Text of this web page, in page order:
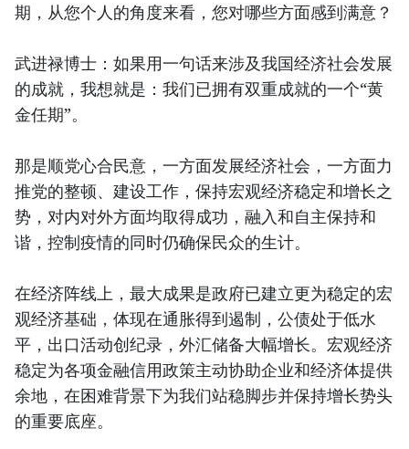
期，从您个人的角度来看，您对哪些方面感到满意？
武进禄博士：如果用一句话来涉及我国经济社会发展
的成就，我想就是：我们已拥有双重成就的一个“黄
金任期”。
那是顺党心合民意，一方面发展经济社会，一方面力
推党的整顿、建设工作，保持宏观经济稳定和增长之
势，对内对外方面均取得成功，融入和自主保持和
谐，控制疫情的同时仍确保民众的生计。
在经济阵线上，最大成果是政府已建立更为稳定的宏
观经济基础，体现在通胀得到遏制，公债处于低水
平，出口活动创纪录，外汇储备大幅增长。宏观经济
稳定为各项金融信用政策主动协助企业和经济体提供
余地，在困难背景下为我们站稳脚步并保持增长势头
的重要底座。